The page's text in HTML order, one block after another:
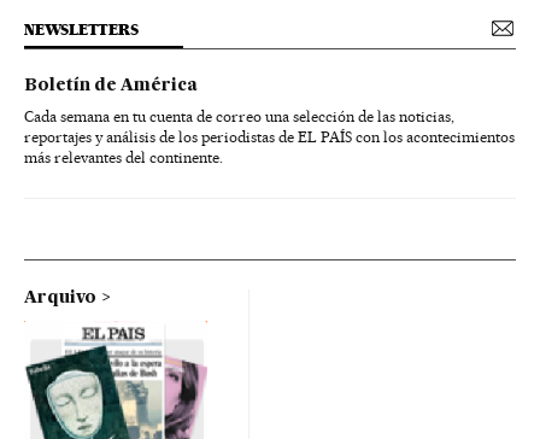
NEWSLETTERS
Boletín de América
Cada semana en tu cuenta de correo una selección de las noticias,
reportajes y análisis de los periodistas de EL PAÍS con los acontecimientos
más relevantes del continente.
Arquivo